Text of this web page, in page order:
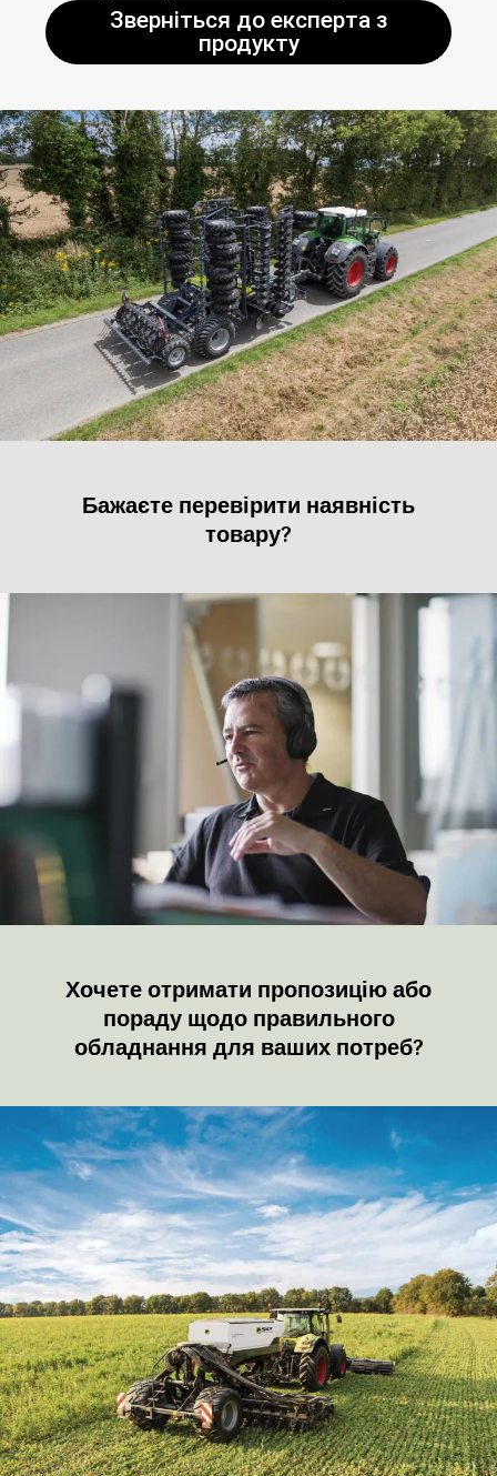
Зверніться до експерта з
продукту
Бажаєте перевірити наявність
товару?
Хочете отримати пропозицію або
пораду щодо правильного
обладнання для ваших потреб?